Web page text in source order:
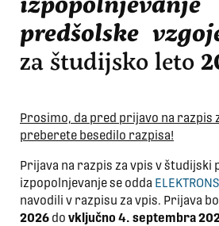
predšolske
za študijsko leto
Prosimo, da pred prijavo na razpis
preberete besedilo razpisa!
Prijava na razpis za vpis v študijski
izpopolnjevanje se odda
navodili v razpisu za vpis. Prijava
2026 do vključno 4. septembra